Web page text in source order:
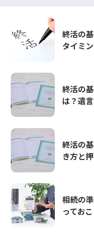
終活の
タイミ
終活の
は？遺
終活の
き方と
相続の
っておこ